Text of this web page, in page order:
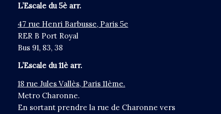
L’Escale du 5è arr.
47 rue Henri Barbusse, Paris 5e
RER B Port Royal
Bus 91, 83, 38
L’Escale du 11è arr.
18 rue Jules Vallès, Paris 11ème.
Metro Charonne.
En sortant prendre la rue de Charonne vers